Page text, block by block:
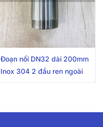
Đoạn nối DN32 dài 200mm
Inox 304 2 đầu ren ngoài